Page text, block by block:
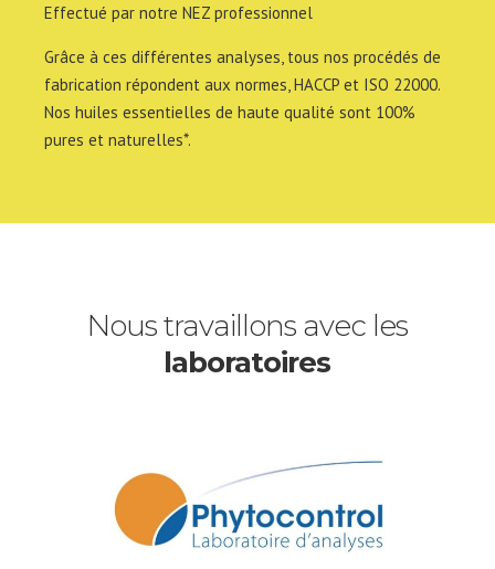
Effectué par notre NEZ professionnel
Grâce à ces différentes analyses, tous nos procédés de
fabrication répondent aux normes, HACCP et ISO 22000.
Nos huiles essentielles de haute qualité sont 100%
pures et naturelles*.
Nous travaillons avec les
laboratoires